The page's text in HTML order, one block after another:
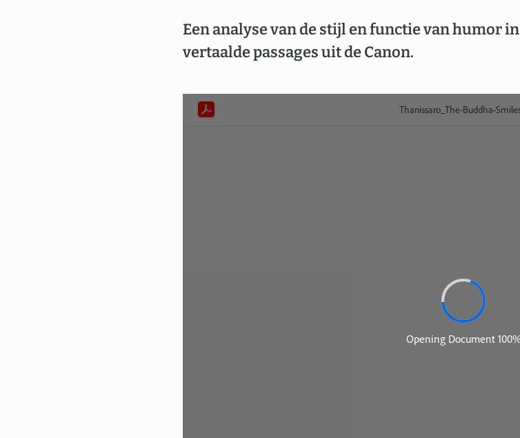
Een analyse van de stijl en functie van humor in
vertaalde passages uit de Canon.